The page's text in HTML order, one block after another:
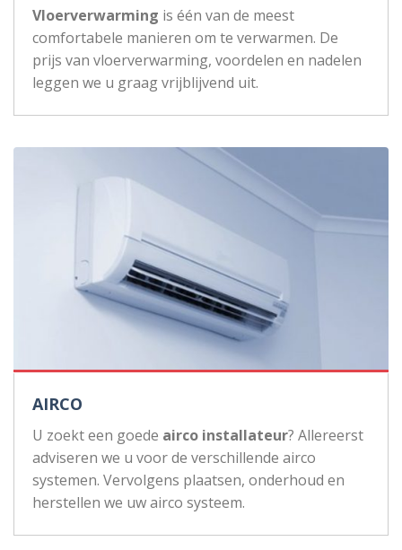
Vloerverwarming is één van de meest
comfortabele manieren om te verwarmen. De
prijs van vloerverwarming, voordelen en nadelen
leggen we u graag vrijblijvend uit.
AIRCO
U zoekt een goede airco installateur? Allereerst
adviseren we u voor de verschillende airco
systemen. Vervolgens plaatsen, onderhoud en
herstellen we uw airco systeem.